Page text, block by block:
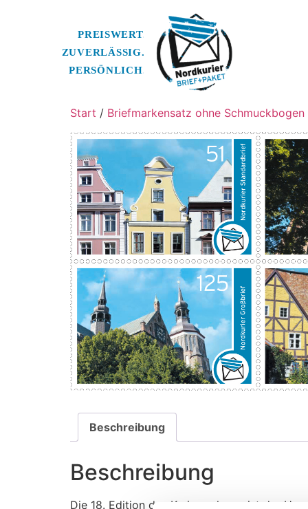
Start / Briefmarkensatz ohne Schmuckbogen
Beschreibung
Beschreibung
Die 18. Edition des Kurierverlages ist der